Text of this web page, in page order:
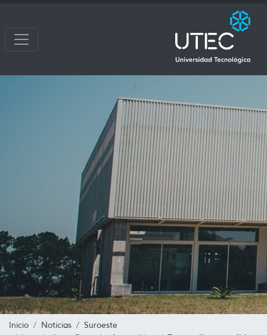
Inicio Noticias
Suroeste